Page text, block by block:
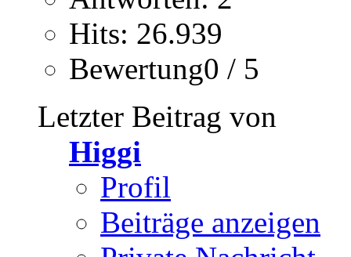
Hits: 26.939
Bewertung0 / 5
Letzter Beitrag von
Higgi
Profil
Beiträge anzeigen